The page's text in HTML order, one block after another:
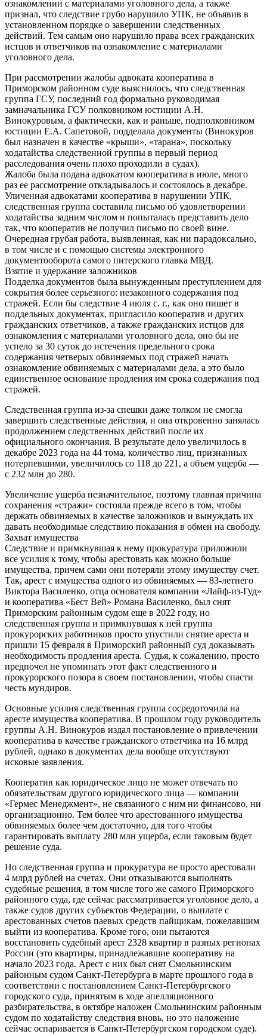
ознакомлении с материалами уголовного дела, а также
признал, что следствие грубо нарушило УПК, не объявив в
установленном порядке о завершении следственных
действий. Тем самым оно нарушило права всех гражданских
истцов и ответчиков на ознакомление с материалами
уголовного дела.
При рассмотрении жалобы адвоката кооператива в
Приморском районном суде выяснилось, что следственная
группа ГСУ, последний год формально руководимая
замначальника ГСУ полковником юстиции А.Н.
Винокуровым, а фактически, как и раньше, подполковником
юстиции Е.А. Сапетовой, подделала документы (Винокуров
был назначен в качестве «крыши», «тарана», поскольку
ходатайства следственной группы в первый период
расследования очень плохо проходили в судах).
Жалоба была подана адвокатом кооператива в июле, много
раз ее рассмотрение откладывалось и состоялось в декабре.
Уличенная адвокатами кооператива в нарушении УПК,
следственная группа составила письмо об удовлетворении
ходатайства задним числом и попыталась представить дело
так, что кооператив не получил письмо по своей вине.
Очередная грубая работа, выявленная, как ни парадоксально,
в том числе и с помощью системы электронного
документооборота самого питерского главка МВД.
Взятие и удержание заложников
Подделка документов была вынужденным преступлением для
сокрытия более серьезного: незаконного содержания под
стражей. Если бы следствие 4 июля с. г., как оно пишет в
поддельных документах, пригласило кооператив и других
гражданских ответчиков, а также гражданских истцов для
ознакомления с материалами уголовного дела, оно бы не
успело за 30 суток до истечения предельного срока
содержания четверых обвиняемых под стражей начать
ознакомление обвиняемых с материалами дела, а это было
единственное основание продления им срока содержания под
стражей.
Следственная группа из-за спешки даже толком не смогла
завершить следственные действия, и она откровенно занялась
продолжением следственных действий после их
официального окончания. В результате дело увеличилось в
декабре 2023 года на 44 тома, количество лиц, признанных
потерпевшими, увеличилось со 118 до 221, а объем ущерба —
с 232 млн до 280.
Увеличение ущерба незначительное, поэтому главная причина
сохранения «стражи» состояла прежде всего в том, чтобы
держать обвиняемых в качестве заложников и вынуждать их
давать необходимые следствию показания в обмен на свободу.
Захват имущества
Следствие и примкнувшая к нему прокуратура приложили
все усилия к тому, чтобы арестовать как можно больше
имущества, причем сами они потеряли этому имуществу счет.
Так, арест с имущества одного из обвиняемых — 83-летнего
Виктора Василенко, отца основателя компании «Лайф-из-Гуд»
и кооператива «Бест Вей» Романа Василенко, был снят
Приморским районным судом еще в 2022 году, но
следственная группа и примкнувшая к ней группа
прокурорских работников просто упустили снятие ареста и
пришли 15 февраля в Приморский районный суд доказывать
необходимость продления ареста. Судья, к сожалению, просто
предпочел не упоминать этот факт следственного и
прокурорского позора в своем постановлении, чтобы спасти
честь мундиров.
Основные усилия следственная группа сосредоточила на
аресте имущества кооператива. В прошлом году руководитель
группы А.Н. Винокуров издал постановление о привлечении
кооператива в качестве гражданского ответчика на 16 млрд
рублей, однако в документах дела вообще отсутствуют
исковые заявления.
Кооператив как юридическое лицо не может отвечать по
обязательствам другого юридического лица — компании
«Гермес Менеджмент», не связанного с ним ни финансово, ни
организационно. Тем более что арестованного имущества
обвиняемых более чем достаточно, для того чтобы
гарантировать выплату 280 млн ущерба, если таковым будет
решение суда.
Но следственная группа и прокуратура не просто арестовали
4 млрд рублей на счетах. Они отказываются выполнять
судебные решения, в том числе того же самого Приморского
районного суда, где сейчас рассматривается уголовное дело, а
также судов других субъектов Федерации, о выплате с
арестованных счетов паевых средств пайщикам, пожелавшим
выйти из кооператива. Кроме того, они пытаются
восстановить судебный арест 2328 квартир в разных регионах
России (это квартиры, принадлежавшие кооперативу на
начало 2023 года. Арест с них был снят Смольнинским
районным судом Санкт-Петербурга в марте прошлого года в
соответствии с постановлением Санкт-Петербургского
городского суда, принятым в ходе апелляционного
разбирательства, в октябре наложен Смольнинским районным
судом по ходатайству следствия вновь, но это наложение
сейчас оспаривается в Санкт-Петербургском городском суде).